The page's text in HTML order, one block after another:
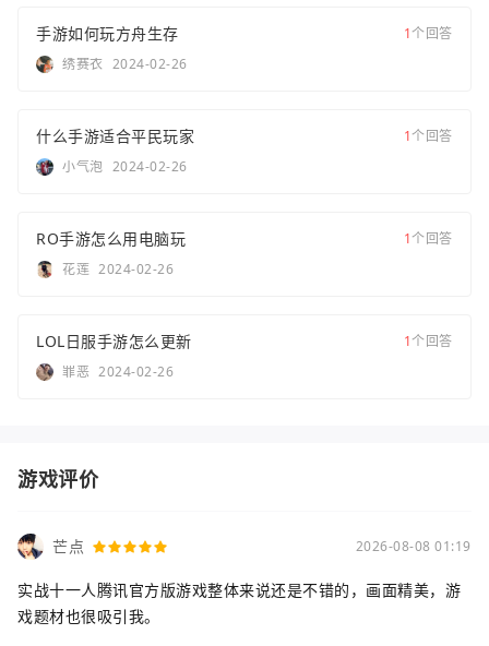
手游如何玩方舟生存 1个回答
绣赛衣 2024-02-26
什么手游适合平民玩家 1个回答
小气泡 2024-02-26
RO手游怎么用电脑玩 1个回答
花莲 2024-02-26
LOL日服手游怎么更新 1个回答
罪恶 2024-02-26
游戏评价
芒点 2026-08-08 01:19
实战十一人腾讯官方版游戏整体来说还是不错的，画面精美，游
戏题材也很吸引我。